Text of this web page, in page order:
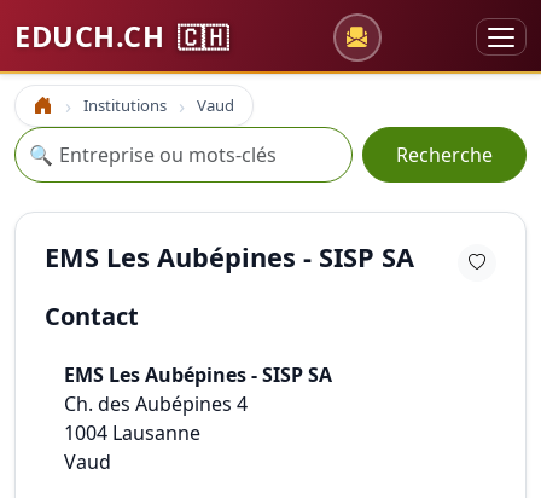
EDUCH.CH 🇨🇭
Accueil Institutions Vaud
Recherche
🔍 Recherche
EMS Les Aubépines - SISP SA
Contact
EMS Les Aubépines - SISP SA
Ch. des Aubépines 4
1004 Lausanne
Vaud